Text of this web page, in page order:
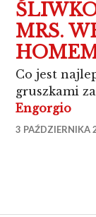
MRS.
Co jest
gruszkami
Engorgio
3 PAŹDZIERNIKA